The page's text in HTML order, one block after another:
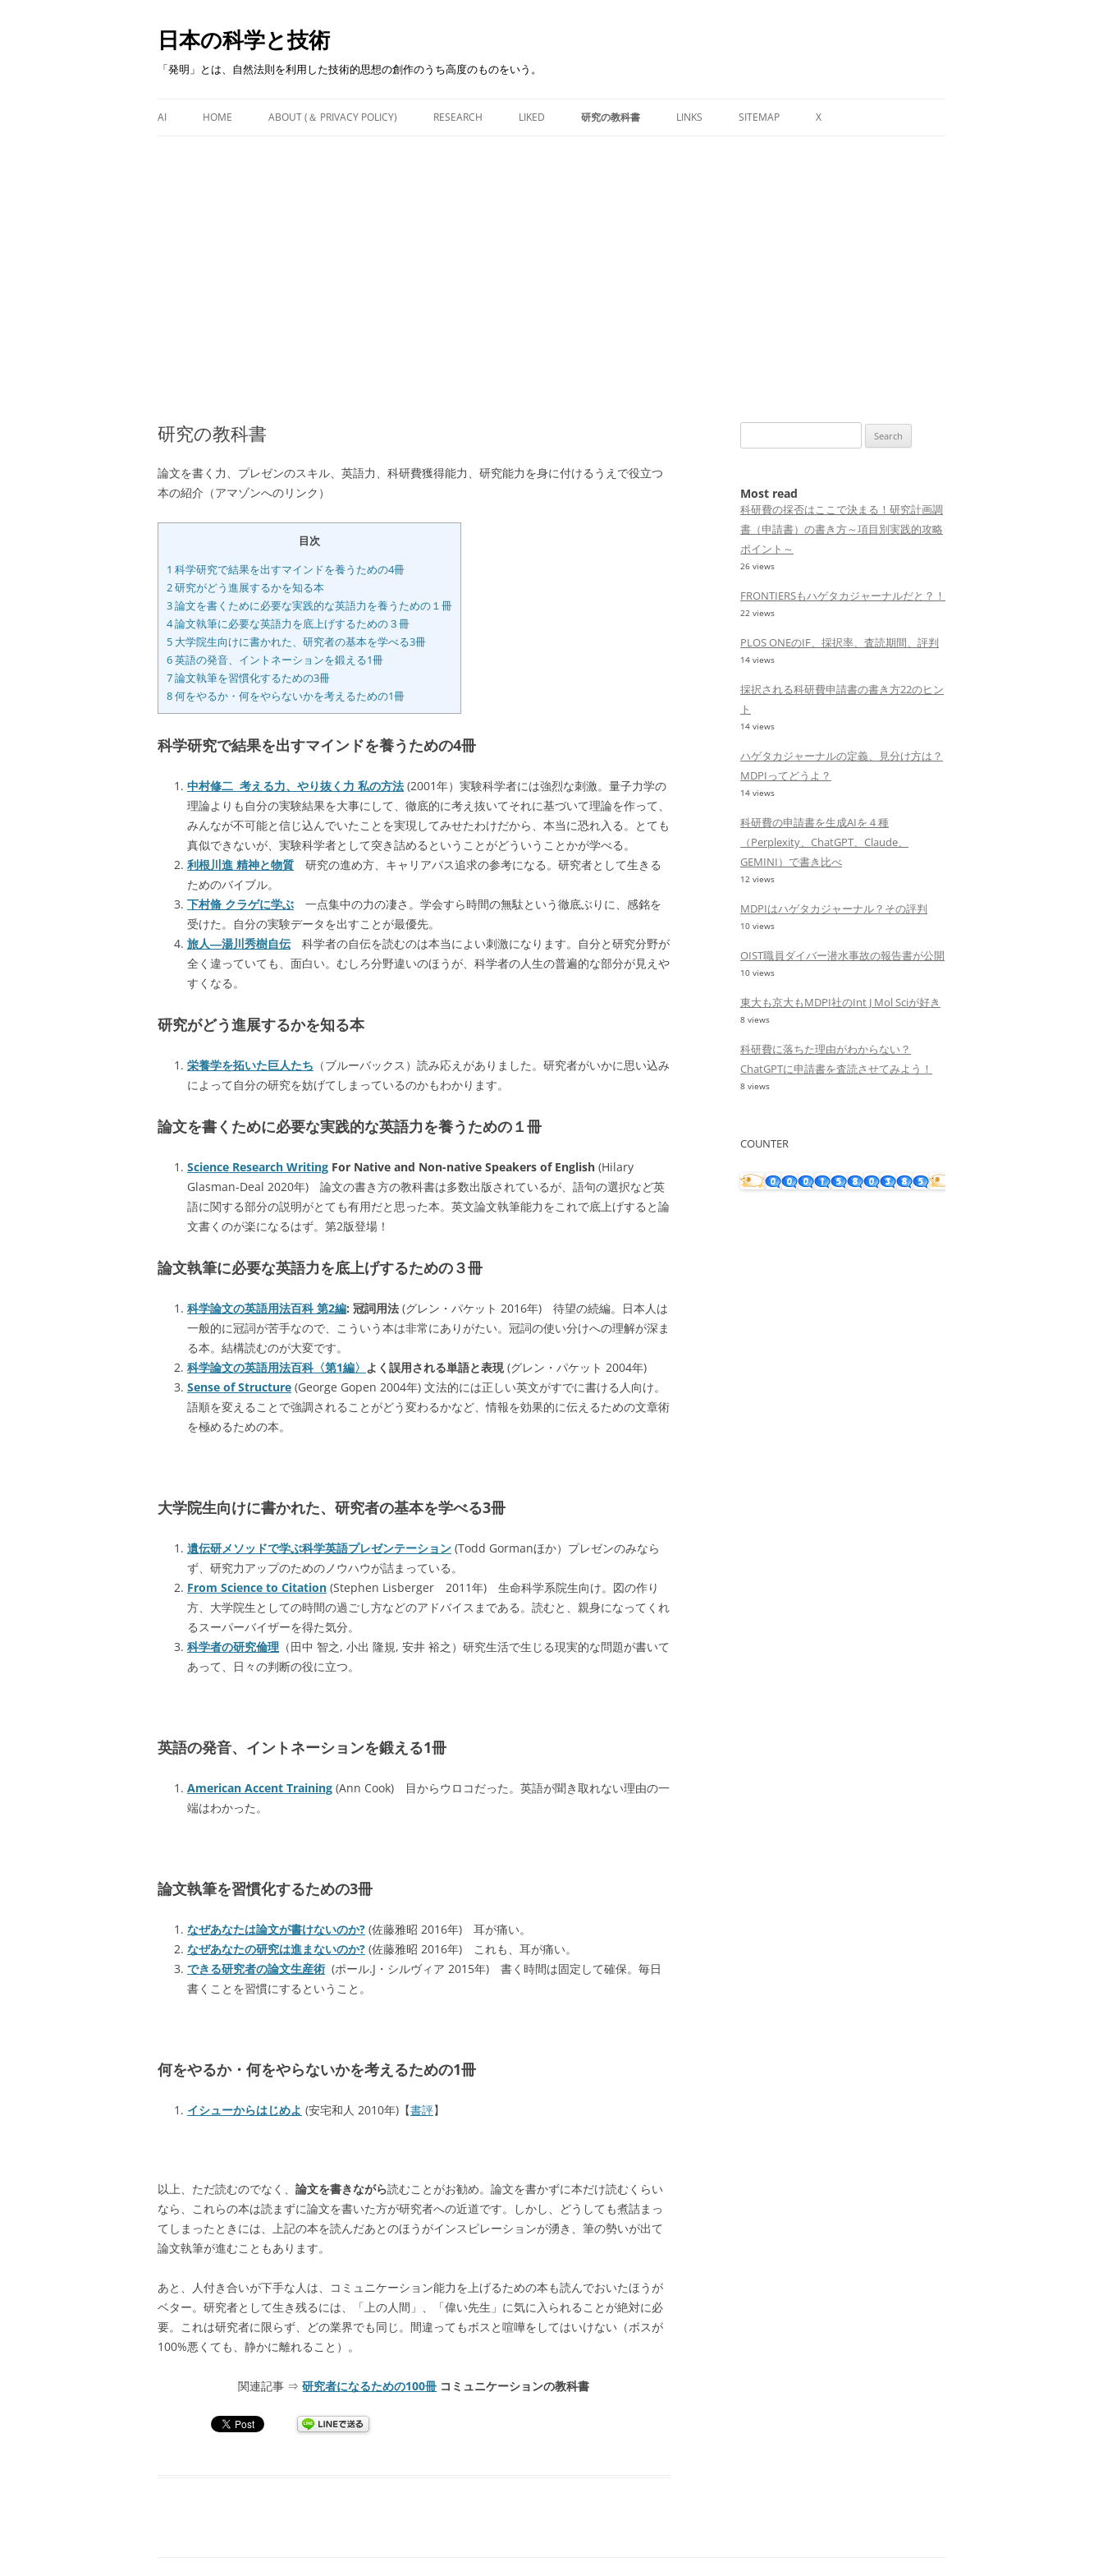
日本の科学と技術
「発明」とは、自然法則を利用した技術的思想の創作のうち高度のものをいう。
content
AI HOME ABOUT (＆ PRIVACY POLICY) RESEARCH LIKED 研究の教科書 LINKS SITEMAP X
研究の教科書
論文を書く力、プレゼンのスキル、英語力、科研費獲得能力、研究能力を身に付けるうえで役立つ
本の紹介（アマゾンへのリンク）
目次
1 科学研究で結果を出すマインドを養うための4冊
2研究がどう進展するかを知る本
3論文を書くために必要な実践的な英語力を養うための１冊
4論文執筆に必要な英語力を底上げするための３冊
5 大学院生向けに書かれた、研究者の基本を学べる3冊
6英語の発音、イントネーションを鍛える1冊
7論文執筆を習慣化するための3冊
8何をやるか・何をやらないかを考えるための1冊
科学研究で結果を出すマインドを養うための4冊
中村修二 考える力、やり抜く力 私の方法 (2001年）実験科学者には強烈な刺激。量子力学の
理論よりも自分の実験結果を大事にして、徹底的に考え抜いてそれに基づいて理論を作って、
みんなが不可能と信じ込んでいたことを実現してみせたわけだから、本当に恐れ入る。とても
真似できないが、実験科学者として突き詰めるということがどういうことかが学べる。
利根川進 精神と物質 研究の進め方、キャリアパス追求の参考になる。研究者として生きる
ためのバイブル。
下村脩 クラゲに学ぶ 一点集中の力の凄さ。学会すら時間の無駄という徹底ぶりに、感銘を
受けた。自分の実験データを出すことが最優先。
旅人―湯川秀樹自伝 科学者の自伝を読むのは本当によい刺激になります。自分と研究分野が
全く違っていても、面白い。むしろ分野違いのほうが、科学者の人生の普遍的な部分が見えや
すくなる。
研究がどう進展するかを知る本
栄養学を拓いた巨人たち （ブルーバックス）読み応えがありました。研究者がいかに思い込み
によって自分の研究を妨げてしまっているのかもわかります。
論文を書くために必要な実践的な英語力を養うための１冊
Science Research Writing For Native and Non-native Speakers of English (Hilary
Glasman-Deal 2020年) 論文の書き方の教科書は多数出版されているが、語句の選択など英
語に関する部分の説明がとても有用だと思った本。英文論文執筆能力をこれで底上げすると論
文書くのが楽になるはず。第2版登場！
論文執筆に必要な英語力を底上げするための３冊
科学論文の英語用法百科 第2編: 冠詞用法 (グレン・パケット 2016年) 待望の続編。日本人は
一般的に冠詞が苦手なので、こういう本は非常にありがたい。冠詞の使い分けへの理解が深ま
る本。結構読むのが大変です。
科学論文の英語用法百科〈第1編〉 よく誤用される単語と表現(グレン・パケット 2004年)
Sense of Structure (George Gopen 2004年) 文法的には正しい英文がすでに書ける人向け。
語順を変えることで強調されることがどう変わるかなど、情報を効果的に伝えるための文章術
を極めるための本。
大学院生向けに書かれた、研究者の基本を学べる3冊
遺伝研メソッドで学ぶ科学英語プレゼンテーション (Todd Gormanほか）プレゼンのみなら
ず、研究力アップのためのノウハウが詰まっている。
From Science to Citation (Stephen Lisberger 2011年) 生命科学系院生向け。図の作り
方、大学院生としての時間の過ごし方などのアドバイスまである。読むと、親身になってくれ
るスーパーバイザーを得た気分。
科学者の研究倫理 （田中 智之, 小出 隆規, 安井 裕之）研究生活で生じる現実的な問題が書いて
あって、日々の判断の役に立つ。
英語の発音、イントネーションを鍛える1冊
American Accent Training (Ann Cook) 目からウロコだった。英語が聞き取れない理由の一
端はわかった。
論文執筆を習慣化するための3冊
なぜあなたは論文が書けないのか? (佐藤雅昭 2016年) 耳が痛い。
なぜあなたの研究は進まないのか? (佐藤雅昭 2016年) これも、耳が痛い。
できる研究者の論文生産術 (ポール.J・シルヴィア 2015年) 書く時間は固定して確保。毎日
書くことを習慣にするということ。
何をやるか・何をやらないかを考えるための1冊
イシューからはじめよ (安宅和人 2010年)【書評】
以上、ただ読むのでなく、 論文を書きながら読むことがお勧め。論文を書かずに本だけ読むくらい
なら、これらの本は読まずに論文を書いた方が研究者への近道です。しかし、どうしても煮詰まっ
てしまったときには、上記の本を読んだあとのほうがインスピレーションが湧き、筆の勢いが出て
論文執筆が進むこともあります。
あと、人付き合いが下手な人は、コミュニケーション能力を上げるための本も読んでおいたほうが
ベター。研究者として生き残るには、「上の人間」、「偉い先生」に気に入られることが絶対に必
要。これは研究者に限らず、どの業界でも同じ。間違ってもボスと喧嘩をしてはいけない（ボスが
100%悪くても、静かに離れること）。
関連記事 ⇒研究者になるための100冊 コミュニケーションの教科書
for:
Most read
科研費の採否はここで決まる！研究計画調
書（申請書）の書き方～項目別実践的攻略
ポイント～
26 views
FRONTIERSもハゲタカジャーナルだと？！
22 views
PLOS ONEのIF、採択率、査読期間、評判
14 views
採択される科研費申請書の書き方22のヒン
ト
14 views
ハゲタカジャーナルの定義、見分け方は？
MDPIってどうよ？
14 views
科研費の申請書を生成AIを４種
（Perplexity、ChatGPT、Claude、
GEMINI）で書き比べ
12 views
MDPIはハゲタカジャーナル？その評判
10 views
OIST職員ダイバー潜水事故の報告書が公開
10 views
東大も京大もMDPI社のInt J Mol Sciが好き
8 views
科研費に落ちた理由がわからない？
ChatGPTに申請書を査読させてみよう！
8 views
COUNTER